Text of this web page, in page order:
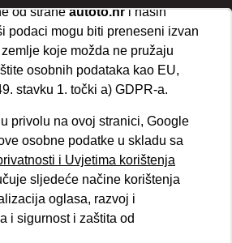
od straneautoto.hri naših
podaci mogu biti preneseni izvan
koje možda ne pružaju
osobnih podataka kao EU,
stavku 1. točki a) GDPR-a.
privolu na ovoj stranici, Google
osobne podatke u skladu sa
i Uvjetima korištenja
sljedeće načine korištenja
oglasa, razvoj i
i sigurnost i zaštita od